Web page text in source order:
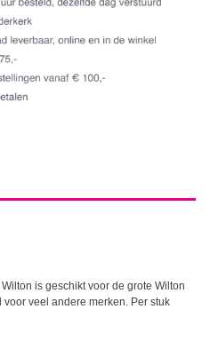
is geschikt voor de grote Wilton
veel andere merken. Per stuk